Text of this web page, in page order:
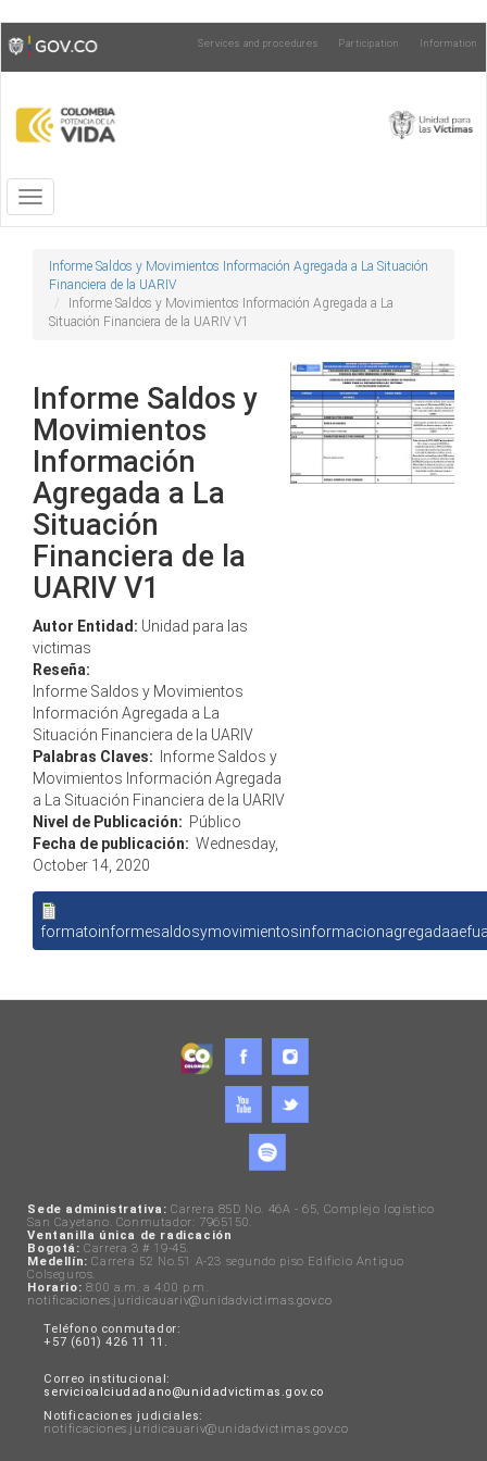
Skip
to
main
Toggle
high
contrast
Services and procedures Participation Information
Toggle
navigation
Informe Saldos y Movimientos Información Agregada a La Situación
Financiera de la UARIV
Informe Saldos y Movimientos Información Agregada a La
Situación Financiera de la UARIV V1
Informe Saldos y
Movimientos
Información
Agregada a La
Situación
Financiera de la
UARIV V1
Autor Entidad: Unidad para las
victimas
Reseña:
Informe Saldos y Movimientos
Información Agregada a La
Situación Financiera de la UARIV
Palabras Claves:
Informe Saldos y
Movimientos Información Agregada
a La Situación Financiera de la UARIV
Nivel de Publicación: Público
Fecha de publicación: Wednesday,
October 14, 2020
Sede administrativa: Carrera 85D No. 46A - 65, Complejo logístico
San Cayetano. Conmutador: 7965150.
Ventanilla única de radicación
Bogotá: Carrera 3 # 19-45.
Medellín: Carrera 52 No.51 A-23 segundo piso Edificio Antiguo
Colseguros.
Horario: 8:00 a.m. a 4:00 p.m.
notificaciones.juridicauariv@unidadvictimas.gov.co
Teléfono conmutador:
+57 (601) 426 11 11.
Correo institucional:
servicioalciudadano@unidadvictimas.gov.co
Notificaciones judiciales:
notificaciones.juridicauariv@unidadvictimas.gov.co